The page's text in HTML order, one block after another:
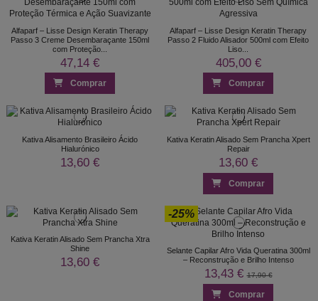
Alfaparf – Lisse Design Keratin Therapy
Passo 3 Creme Desembaraçante 150ml
com Proteção...
47,14 €
Comprar
Alfaparf – Lisse Design Keratin Therapy
Passo 2 Fluido Alisador 500ml com Efeito
Liso...
405,00 €
Comprar
Kativa Alisamento Brasileiro Ácido
Hialurónico
13,60 €
Kativa Keratin Alisado Sem Prancha Xpert
Repair
13,60 €
Comprar
Kativa Keratin Alisado Sem Prancha Xtra
Shine
13,60 €
-25%
Selante Capilar Afro Vida Queratina 300ml
– Reconstrução e Brilho Intenso
13,43 €17,90 €
Comprar